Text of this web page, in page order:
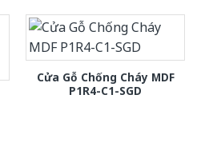
Cửa Gỗ Chống Cháy MDF
P1R4-C1-SGD